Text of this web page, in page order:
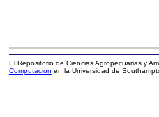
El Repositorio de Ciencias Agropecuarias y
Computación en la Universidad de